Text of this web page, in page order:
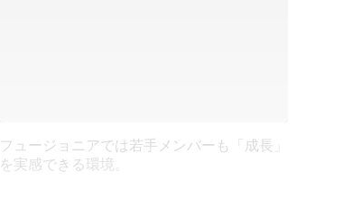
フュージョニアでは若手メンバーも「成長」
を実感できる環境。